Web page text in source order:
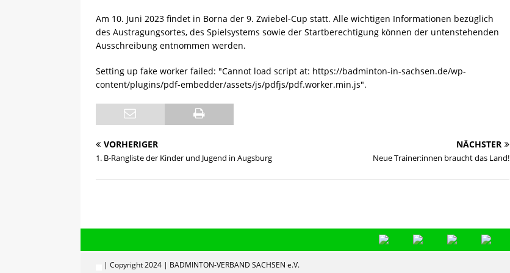
[ 13.05.2025 ]
Sächsische Rangliste U09 und U11 NEWS
Am 10. Juni 2023 findet in Borna der 9. Zwiebel-Cup statt. Alle wichtigen Informationen bezüglich
des Austragungsortes, des Spielsystems sowie der Startberechtigung können der untenstehenden
Ausschreibung entnommen werden.
Setting up fake worker failed: "Cannot load script at: https://badminton-in-sachsen.de/wp-
content/plugins/pdf-embedder/assets/js/pdfjs/pdf.worker.min.js".
VORHERIGER
1. B-Rangliste der Kinder und Jugend in Augsburg
NÄCHSTER
Neue Trainer:innen braucht das Land!
| Copyright 2024 | BADMINTON-VERBAND SACHSEN e.V.